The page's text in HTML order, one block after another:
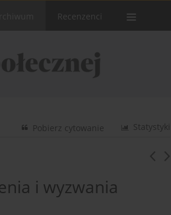
Recenzenci
Statystyki
Pobierz cytowanie
i wyzwania